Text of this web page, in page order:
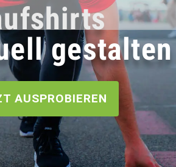
gestalten
AUSPROBIEREN